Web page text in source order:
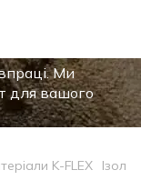
Ми
для вашого
K-FLEX